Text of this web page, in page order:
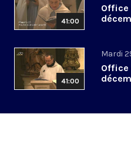
41:00
Office
41:00
Mardi
Office